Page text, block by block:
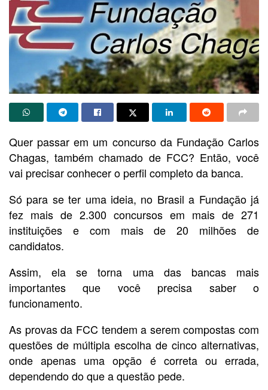
Quer passar em um concurso da Fundação Carlos
Chagas, também chamado de FCC? Então, você
vai precisar conhecer o perfil completo da banca.
Só para se ter uma ideia, no Brasil a Fundação já
fez mais de 2.300 concursos em mais de 271
instituições e com mais de 20 milhões de
candidatos.
Assim, ela se torna uma das bancas mais
importantes que você precisa saber o
funcionamento.
As provas da FCC tendem a serem compostas com
questões de múltipla escolha de cinco alternativas,
onde apenas uma opção é correta ou errada,
dependendo do que a questão pede.